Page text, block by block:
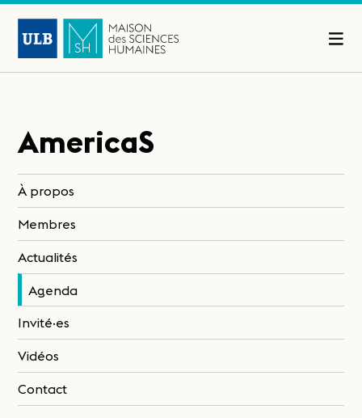
AmericaS
À propos
Membres
Actualités
Agenda
Invité·es
Vidéos
Contact